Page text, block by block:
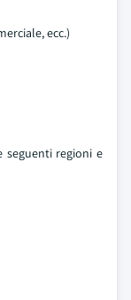
ecc.)
seguenti regioni e